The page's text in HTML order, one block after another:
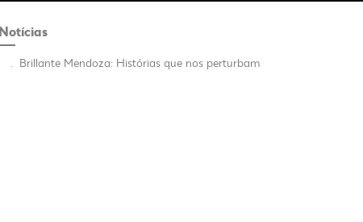
Notícias
. Brillante Mendoza: Histórias que nos perturbam